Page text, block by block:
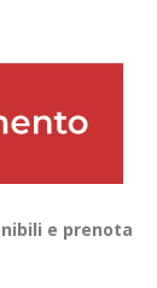
e prenota